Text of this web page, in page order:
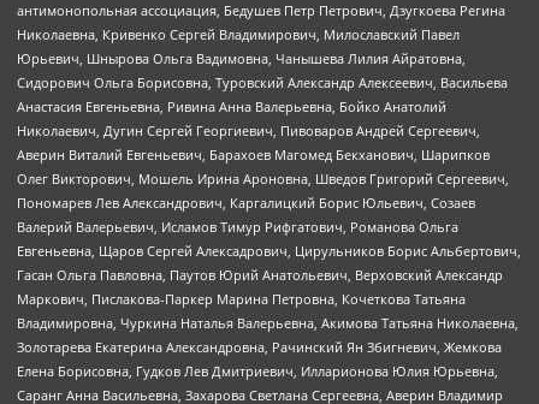
антимонопольная ассоциация, Бедушев Петр Петрович, Дзугкоева Регина
Николаевна, Кривенко Сергей Владимирович, Милославский Павел
Юрьевич, Шнырова Ольга Вадимовна, Чанышева Лилия Айратовна,
Сидорович Ольга Борисовна, Туровский Александр Алексеевич, Васильева
Анастасия Евгеньевна, Ривина Анна Валерьевна, Бойко Анатолий
Николаевич, Дугин Сергей Георгиевич, Пивоваров Андрей Сергеевич,
Аверин Виталий Евгеньевич, Барахоев Магомед Бекханович, Шарипков
Олег Викторович, Мошель Ирина Ароновна, Шведов Григорий Сергеевич,
Пономарев Лев Александрович, Каргалицкий Борис Юльевич, Созаев
Валерий Валерьевич, Исламов Тимур Рифгатович, Романова Ольга
Евгеньевна, Щаров Сергей Алексадрович, Цирульников Борис Альбертович,
Гасан Ольга Павловна, Паутов Юрий Анатольевич, Верховский Александр
Маркович, Пислакова-Паркер Марина Петровна, Кочеткова Татьяна
Владимировна, Чуркина Наталья Валерьевна, Акимова Татьяна Николаевна,
Золотарева Екатерина Александровна, Рачинский Ян Збигневич, Жемкова
Елена Борисовна, Гудков Лев Дмитриевич, Илларионова Юлия Юрьевна,
Саранг Анна Васильевна, Захарова Светлана Сергеевна, Аверин Владимир